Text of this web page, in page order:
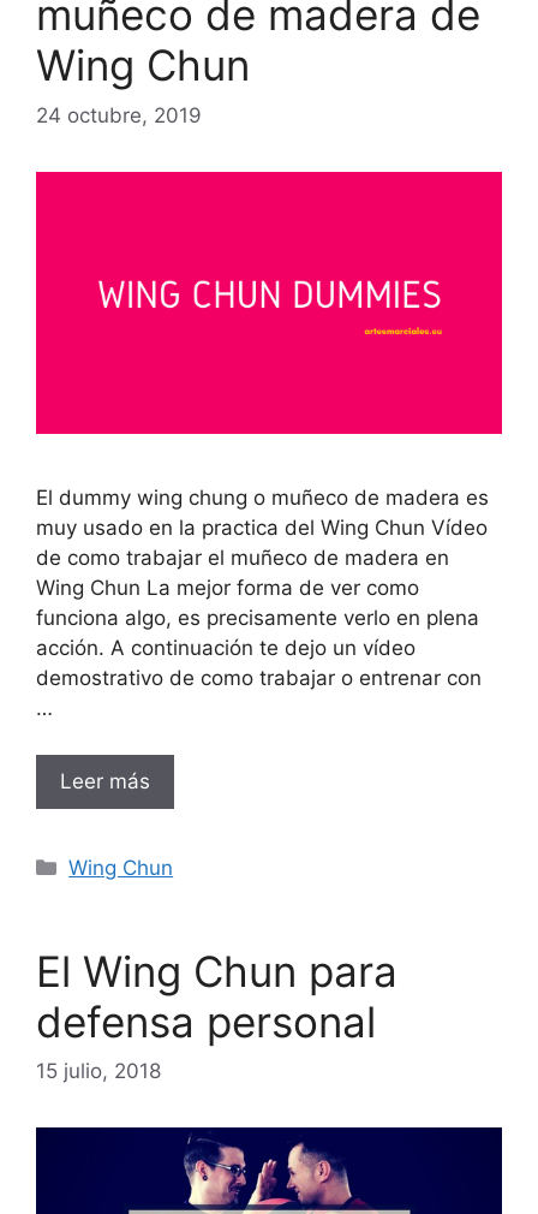
muñeco de madera de
Wing Chun
24 octubre, 2019
El dummy wing chung o muñeco de madera es
muy usado en la practica del Wing Chun Vídeo
de como trabajar el muñeco de madera en
Wing Chun La mejor forma de ver como
funciona algo, es precisamente verlo en plena
acción. A continuación te dejo un vídeo
demostrativo de como trabajar o entrenar con
…
Leer más
Categorías
Wing Chun
El Wing Chun para
defensa personal
15 julio, 2018